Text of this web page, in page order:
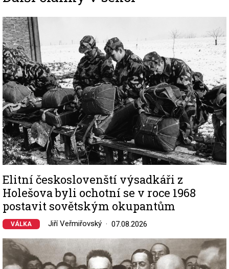
Image
Elitní českoslovenští výsadkáři z
Holešova byli ochotní se v roce 1968
postavit sovětským okupantům
VÁLKA Jiří Veřmiřovský 07.08.2026
Image